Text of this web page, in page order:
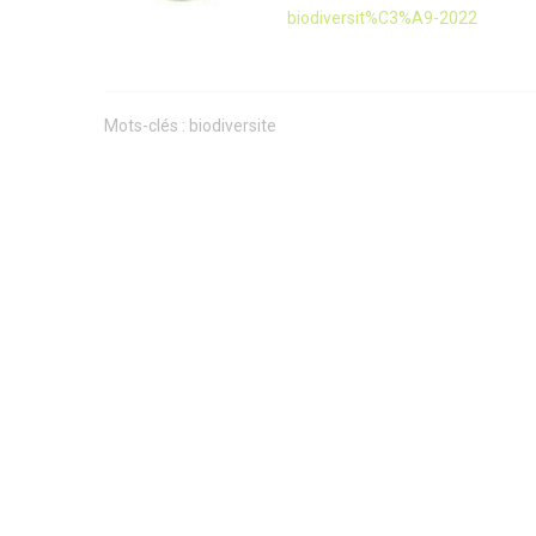
biodiversit%C3%A9-2022
Mots-clés : biodiversite